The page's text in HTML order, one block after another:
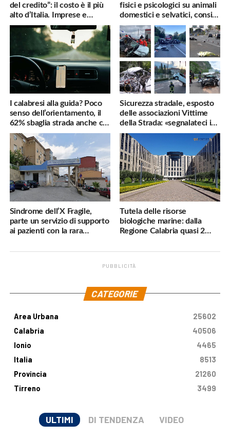
del credito”: il costo è il più
alto d’Italia. Imprese e
famiglie penalizzate
fisici e psicologici su animali
domestici e selvatici, consigli
utili
I calabresi alla guida? Poco
senso dell’orientamento, il
62% sbaglia strada anche col
navigatore
Sicurezza stradale, esposto
delle associazioni Vittime
della Strada: «segnalateci i
pericoli, interverremo
subito»
Sindrome dell’X Fragile,
parte un servizio di supporto
ai pazienti con la rara
Tutela delle risorse
biologiche marine: dalla
Regione Calabria quasi 2
PUBBLICITÀ
CATEGORIE
Area Urbana
25602
Calabria
40506
Ionio
4465
Italia
8513
Provincia
21260
Tirreno
3499
ULTIMI DI TENDENZA VIDEO